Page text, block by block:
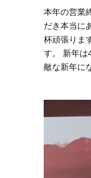
本年の営業
だき本当に
杯頑張りま
す。 新年は
敵な新年に